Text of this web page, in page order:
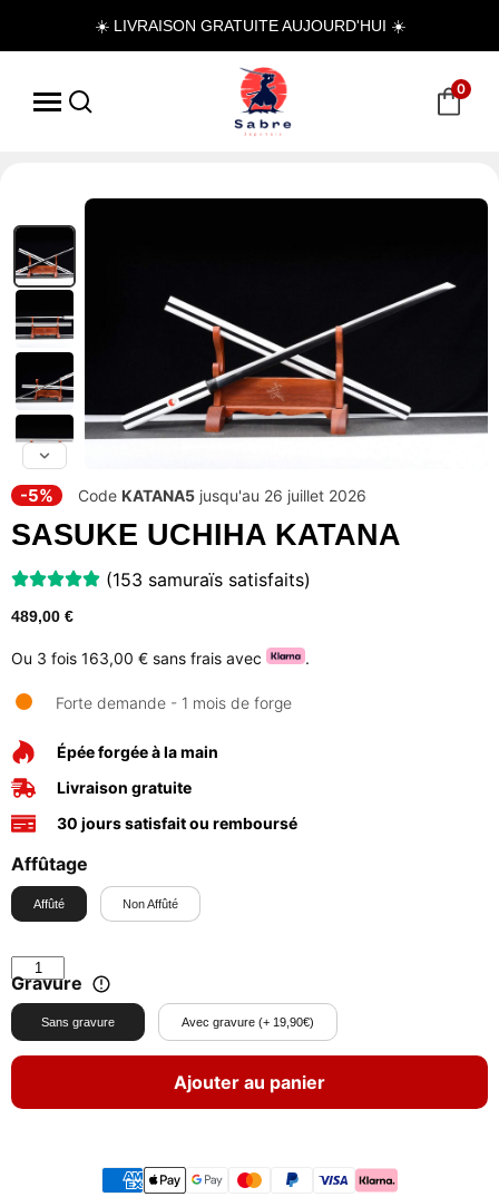
☀️ LIVRAISON GRATUITE AUJOURD'HUI ☀️
0
-5% Code KATANA5 jusqu'au 26 juillet 2026
SASUKE UCHIHA KATANA
(153 samuraïs satisfaits)
489,00 €
Ou 3 fois 163,00 € sans frais avec .
Forte demande - 1 mois de forge
Épée forgée à la main
Livraison gratuite
30 jours satisfait ou remboursé
Affûtage
Affûté Non Affûté
Gravure
Sans gravure Avec gravure (+ 19,90€)
Ajouter au panier